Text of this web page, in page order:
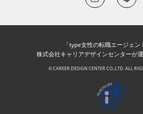
「type女性の転職エージェン
株式会社キャリアデザインセンターが運
© CAREER DESIGN CENTER CO.,LTD. ALL